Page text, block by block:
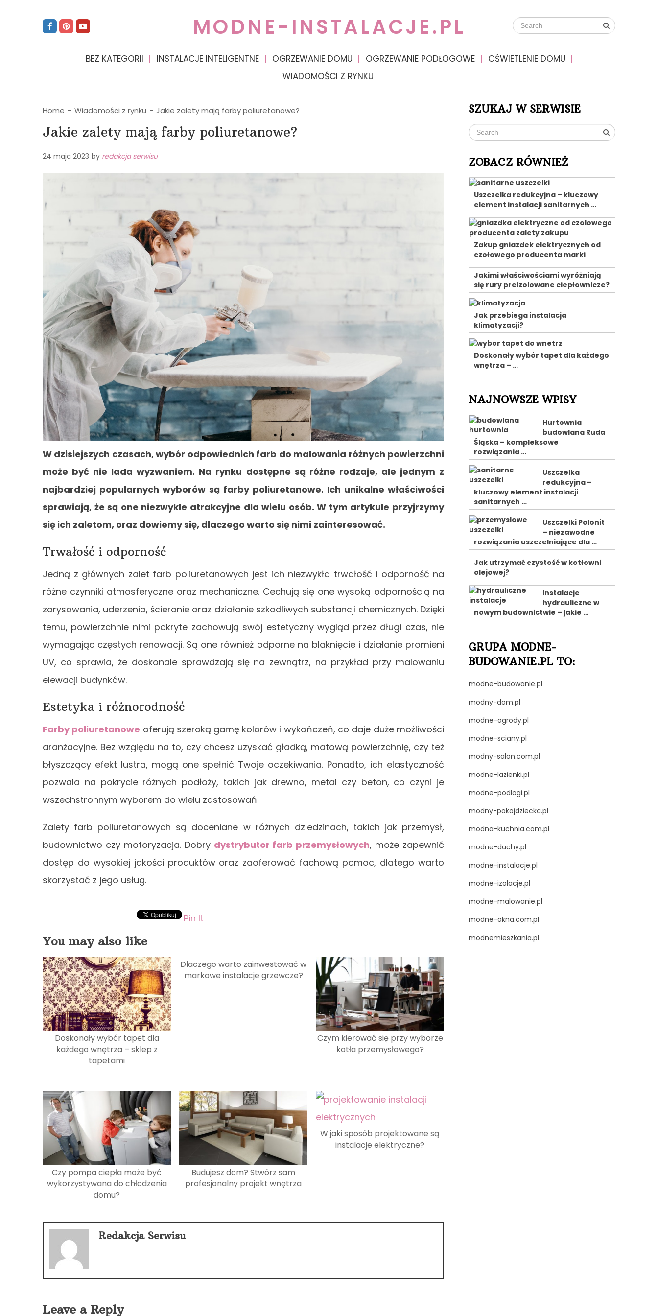
MODNE-INSTALACJE.PL
BEZ KATEGORII INSTALACJE INTELIGENTNE OGRZEWANIE DOMU OGRZEWANIE PODŁOGOWE
OŚWIETLENIE DOMU
WIADOMOŚCI Z RYNKU
Home - Wiadomości z rynku - Jakie zalety mają farby poliuretanowe?
Jakie zalety mają farby poliuretanowe?
24 maja 2023 by redakcja serwisu
W dzisiejszych czasach, wybór odpowiednich farb do malowania różnych powierzchni
może być nie lada wyzwaniem. Na rynku dostępne są różne rodzaje, ale jednym z
najbardziej popularnych wyborów są farby poliuretanowe. Ich unikalne właściwości
sprawiają, że są one niezwykle atrakcyjne dla wielu osób. W tym artykule przyjrzymy
się ich zaletom, oraz dowiemy się, dlaczego warto się nimi zainteresować.
Trwałość i odporność
Jedną z głównych zalet farb poliuretanowych jest ich niezwykła trwałość i odporność na
różne czynniki atmosferyczne oraz mechaniczne. Cechują się one wysoką odpornością na
zarysowania, uderzenia, ścieranie oraz działanie szkodliwych substancji chemicznych. Dzięki
temu, powierzchnie nimi pokryte zachowują swój estetyczny wygląd przez długi czas, nie
wymagając częstych renowacji. Są one również odporne na blaknięcie i działanie promieni
UV, co sprawia, że doskonale sprawdzają się na zewnątrz, na przykład przy malowaniu
elewacji budynków.
Estetyka i różnorodność
Farby poliuretanowe oferują szeroką gamę kolorów i wykończeń, co daje duże możliwości
aranżacyjne. Bez względu na to, czy chcesz uzyskać gładką, matową powierzchnię, czy też
błyszczący efekt lustra, mogą one spełnić Twoje oczekiwania. Ponadto, ich elastyczność
pozwala na pokrycie różnych podłoży, takich jak drewno, metal czy beton, co czyni je
wszechstronnym wyborem do wielu zastosowań.
Zalety farb poliuretanowych są doceniane w różnych dziedzinach, takich jak przemysł,
budownictwo czy motoryzacja. Dobry dystrybutor farb przemysłowych, może zapewnić
dostęp do wysokiej jakości produktów oraz zaoferować fachową pomoc, dlatego warto
skorzystać z jego usług.
Pin It
You may also like
Doskonały wybór tapet dla
każdego wnętrza – sklep z
tapetami
Dlaczego warto zainwestować w
markowe instalacje grzewcze?
Czym kierować się przy wyborze
kotła przemysłowego?
Czy pompa ciepła może być
wykorzystywana do chłodzenia
domu?
Budujesz dom? Stwórz sam
profesjonalny projekt wnętrza
W jaki sposób projektowane są
instalacje elektryczne?
Redakcja Serwisu
Leave a Reply
SZUKAJ W SERWISIE
ZOBACZ RÓWNIEŻ
Uszczelka redukcyjna – kluczowy
element instalacji sanitarnych …
Zakup gniazdek elektrycznych od
czołowego producenta marki
Jakimi właściwościami wyróżniają
się rury preizolowane ciepłownicze?
Jak przebiega instalacja
klimatyzacji?
Doskonały wybór tapet dla każdego
wnętrza – …
NAJNOWSZE WPISY
Hurtownia
budowlana Ruda
Śląska – kompleksowe
rozwiązania …
Uszczelka
redukcyjna –
kluczowy element instalacji
sanitarnych …
Uszczelki Polonit
– niezawodne
rozwiązania uszczelniające dla …
Jak utrzymać czystość w kotłowni
olejowej?
Instalacje
hydrauliczne w
nowym budownictwie – jakie …
GRUPA MODNE-
BUDOWANIE.PL TO:
modne-budowanie.pl
modny-dom.pl
modne-ogrody.pl
modne-sciany.pl
modny-salon.com.pl
modne-lazienki.pl
modne-podlogi.pl
modny-pokojdziecka.pl
modna-kuchnia.com.pl
modne-dachy.pl
modne-instalacje.pl
modne-izolacje.pl
modne-malowanie.pl
modne-okna.com.pl
modnemieszkania.pl